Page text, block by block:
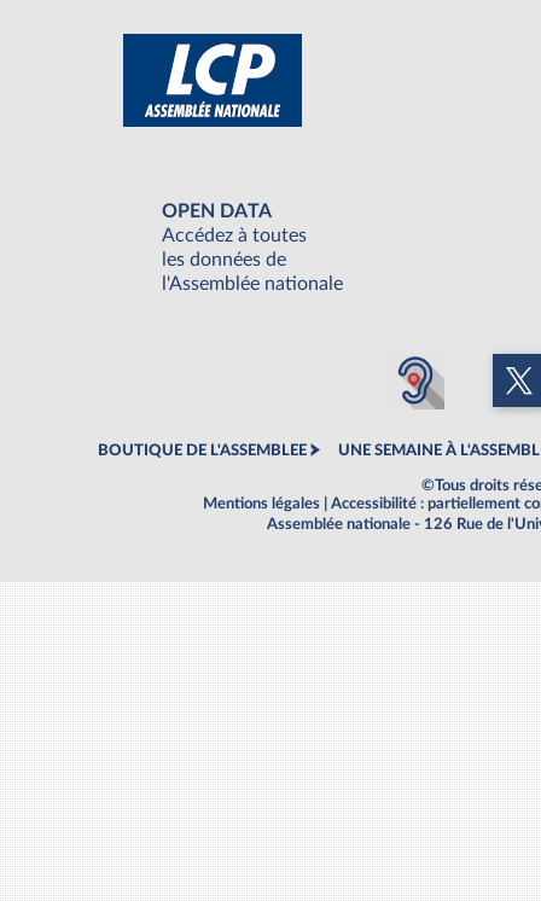
OPEN DATA
Accédez à toutes
les données de
l'Assemblée nationale
BOUTIQUE DE L'ASSEMBLEE UNE SEMAINE À
©Tous droits
Mentions légales
Accessibilité : partiellement
Assemblée nationale - 126 Rue de